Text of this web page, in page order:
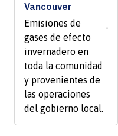
Vancouver
Emisiones de
gases de efecto
invernadero en
toda la comunidad
y provenientes de
las operaciones
del gobierno local.